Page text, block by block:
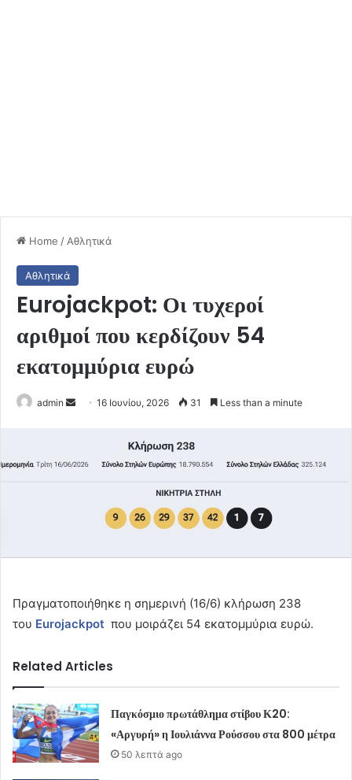
Home / Αθλητικά
Αθλητικά
Eurojackpot: Οι τυχεροί
αριθμοί που κερδίζουν 54
εκατομμύρια ευρώ
admin
Send16 Ιουνίου, 2026 31 Less than a minute
Πραγματοποιήθηκε η σημερινή (16/6) κλήρωση 238
του Eurojackpot που μοιράζει 54 εκατομμύρια ευρώ.
Related Articles
Παγκόσμιο πρωτάθλημα στίβου Κ20:
«Αργυρή» η Ιουλιάννα Ρούσσου στα 800 μέτρα
50 λεπτά ago